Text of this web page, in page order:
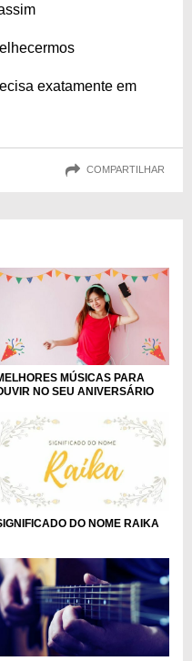
exatamente em
COMPARTILHAR
MÚSICAS PARA
NO SEU ANIVERSÁRIO
DO NOME RAIKA